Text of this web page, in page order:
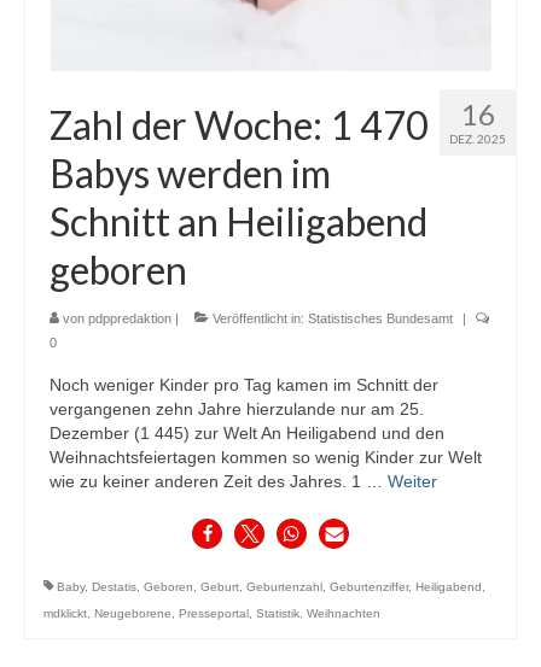
16
DEZ. 2025
Zahl der Woche: 1 470
Babys werden im
Schnitt an Heiligabend
geboren
von pdppredaktion Veröffentlicht in: Statistisches Bundesamt
0
Noch weniger Kinder pro Tag kamen im Schnitt der
vergangenen zehn Jahre hierzulande nur am 25.
Dezember (1 445) zur Welt An Heiligabend und den
Weihnachtsfeiertagen kommen so wenig Kinder zur Welt
wie zu keiner anderen Zeit des Jahres. 1 … Weiter
Baby, Destatis, Geboren, Geburt, Geburtenzahl , Geburtenziffer, Heiligabend ,
mdklickt, Neugeborene, Presseportal , Statistik, Weihnachten